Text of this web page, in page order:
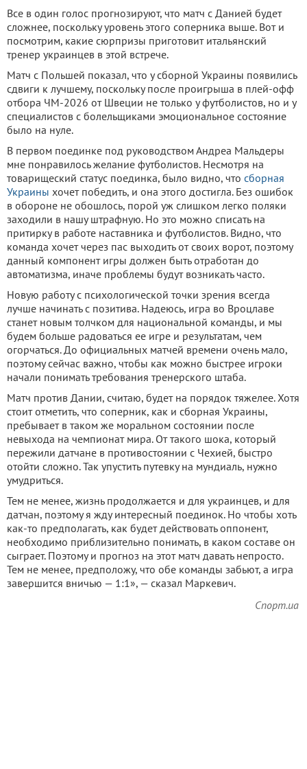
Все в один голос прогнозируют, что матч с Данией будет
сложнее, поскольку уровень этого соперника выше. Вот и
посмотрим, какие сюрпризы приготовит итальянский
тренер украинцев в этой встрече.
Матч с Польшей показал, что у сборной Украины появились
сдвиги к лучшему, поскольку после проигрыша в плей-офф
отбора ЧМ-2026 от Швеции не только у футболистов, но и у
специалистов с болельщиками эмоциональное состояние
было на нуле.
В первом поединке под руководством Андреа Мальдеры
мне понравилось желание футболистов. Несмотря на
товарищеский статус поединка, было видно, что сборная
Украины хочет победить, и она этого достигла. Без ошибок
в обороне не обошлось, порой уж слишком легко поляки
заходили в нашу штрафную. Но это можно списать на
притирку в работе наставника и футболистов. Видно, что
команда хочет через пас выходить от своих ворот, поэтому
данный компонент игры должен быть отработан до
автоматизма, иначе проблемы будут возникать часто.
Новую работу с психологической точки зрения всегда
лучше начинать с позитива. Надеюсь, игра во Вроцлаве
станет новым толчком для национальной команды, и мы
будем больше радоваться ее игре и результатам, чем
огорчаться. До официальных матчей времени очень мало,
поэтому сейчас важно, чтобы как можно быстрее игроки
начали понимать требования тренерского штаба.
Матч против Дании, считаю, будет на порядок тяжелее. Хотя
стоит отметить, что соперник, как и сборная Украины,
пребывает в таком же моральном состоянии после
невыхода на чемпионат мира. От такого шока, который
пережили датчане в противостоянии с Чехией, быстро
отойти сложно. Так упустить путевку на мундиаль, нужно
умудриться.
Тем не менее, жизнь продолжается и для украинцев, и для
датчан, поэтому я жду интересный поединок. Но чтобы хоть
как-то предполагать, как будет действовать оппонент,
необходимо приблизительно понимать, в каком составе он
сыграет. Поэтому и прогноз на этот матч давать непросто.
Тем не менее, предположу, что обе команды забьют, а игра
завершится вничью — 1:1», — сказал Маркевич.
Спорт.ua